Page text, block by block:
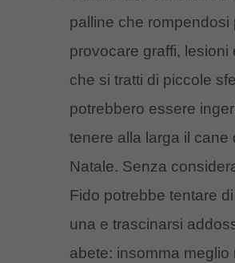
palline che rompendosi
provocare graffi, lesioni
che si tratti di piccole
potrebbero essere
tenere alla larga il cane
Natale. Senza
Fido potrebbe tentare
una e trascinarsi
abete: insomma meglio